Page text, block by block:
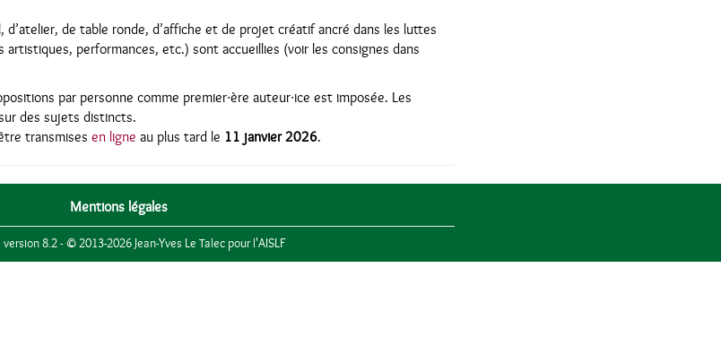
d’atelier, de table ronde, d’affiche et de projet créatif ancré dans les luttes
performances, etc.) sont accueillies (voir les consignes dans
par personne comme premier∙ère auteur∙ice est imposée. Les
des sujets distincts.
transmises en ligne au plus tard le 11 janvier 2026.
Mentions légales
version 8.2 - © 2013-2026 Jean-Yves Le Talec pour l'AISLF